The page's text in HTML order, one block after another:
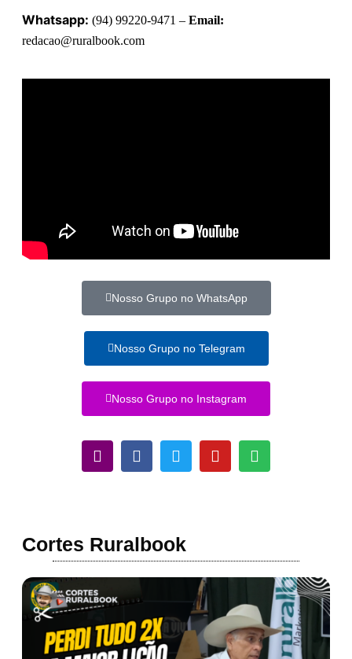
Whatsapp: (94) 99220-9471 – Email:
redacao@ruralbook.com
Nosso Grupo no WhatsApp
Nosso Grupo no Telegram
Nosso Grupo no Instagram
Cortes Ruralbook